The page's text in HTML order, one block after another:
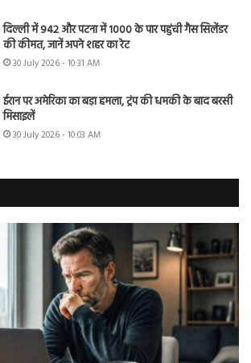
दिल्ली में 942 और पटना में 1000 के पार पहुंची गैस सिलेंडर
की कीमत, जानें अपने शहर का रेट
30 July 2026 - 10:31 AM
ईरान पर अमेरिका का बड़ा हमला, ट्रंप की धमकी के बाद बरसी
मिसाइलें
30 July 2026 - 10:03 AM